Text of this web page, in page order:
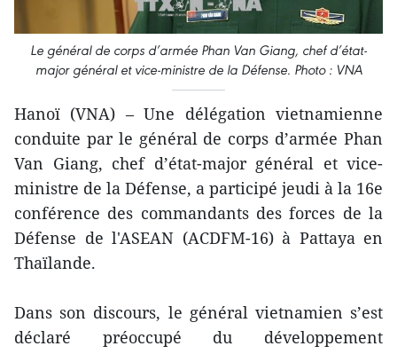
Le général de corps d’armée Phan Van Giang, chef d’état-
major général et vice-ministre de la Défense. Photo : VNA
Hanoï (VNA) – Une délégation vietnamienne
conduite par le général de corps d’armée Phan
Van Giang, chef d’état-major général et vice-
ministre de la Défense, a participé jeudi à la 16e
conférence des commandants des forces de la
Défense de l'ASEAN (ACDFM-16) à Pattaya en
Thaïlande.
Dans son discours, le général vietnamien s’est
déclaré préoccupé du développement